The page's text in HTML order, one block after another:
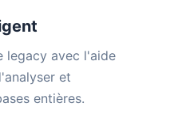
legacy avec l'aide
et
entières.